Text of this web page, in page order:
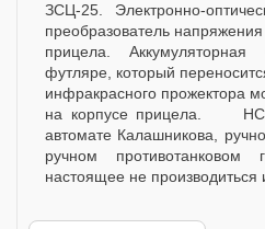
ЗСЦ-25. Электронно-
преобразователь
прицела.
футляре, который
инфракрасного прожектора
на корпусе прицела.
автомате Калашникова,
ручном
настоящее не производиться